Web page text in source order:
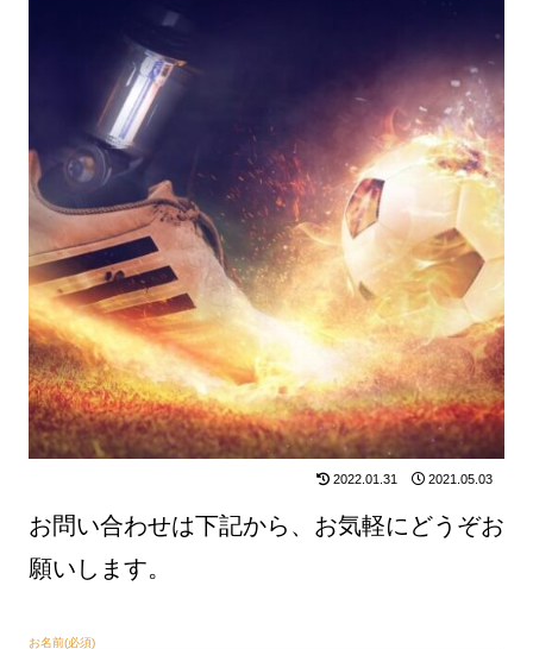
2022.01.31 2021.05.03
お問い合わせは下記から、お気軽にどうぞお
願いします。
お名前(必須)